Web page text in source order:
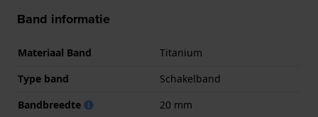
Band informatie
Materiaal Band
Titanium
Type band
Schakelband
Bandbreedte
20 mm